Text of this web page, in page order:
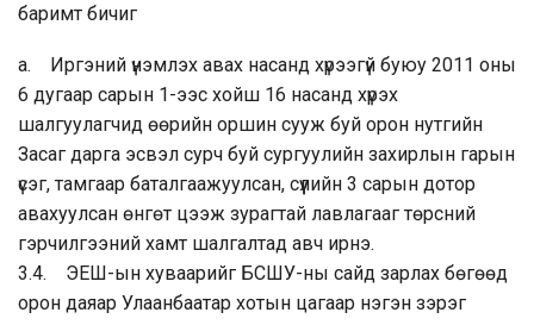
баримт бичиг
a. Иргэний үнэмлэх авах насанд хүрээгүй буюу 2011 оны
6 дугаар сарын 1-ээс хойш 16 насанд хүрэх
шалгуулагчид өөрийн оршин сууж буй орон нутгийн
Засаг дарга эсвэл сурч буй сургуулийн захирлын гарын
үсэг, тамгаар баталгаажуулсан, сүүлийн 3 сарын дотор
авахуулсан өнгөт цээж зурагтай лавлагааг төрсний
гэрчилгээний хамт шалгалтад авч ирнэ.
3.4. ЭЕШ-ын хуваарийг БСШУ-ны сайд зарлах бөгөөд
орон даяар Улаанбаатар хотын цагаар нэгэн зэрэг